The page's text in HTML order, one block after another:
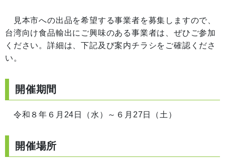
見本市への出品を希望する事業者を募集しますので、
台湾向け食品輸出にご興味のある事業者は、ぜひご参加
ください。詳細は、下記及び案内チラシをご確認くださ
い。
開催期間
令和８年６月24日（水）～６月27日（土）
開催場所